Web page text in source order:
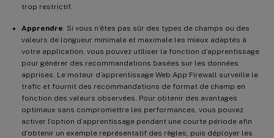
trop restrictif.
Apprendre . Si vous n’êtes pas sûr des types de champs ou des
valeurs de longueur minimale et maximale les mieux adaptés à
votre application, vous pouvez utiliser la fonction d’apprentissage
pour générer des recommandations basées sur les données
apprises. Le moteur d’apprentissage Web App Firewall surveille le
trafic et fournit des recommandations de format de champ en
fonction des valeurs observées. Pour obtenir des avantages
optimaux sans compromettre les performances, vous pouvez
activer l’option d’apprentissage pendant une courte période afin
d’obtenir un exemple représentatif des règles, puis déployer les